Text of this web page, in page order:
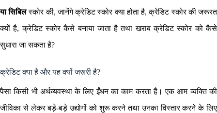
या सिबिलस्कोर की, जानेंगे क्रेडिट स्कोर क्या होता है, क्रेडिट स्कोर की जरूरत
क्यों है, क्रेडिट स्कोर कैसे बनाया जाता है तथा खराब क्रेडिट स्कोर को कैसे
सुधारा जा सकता है?
क्रेडिट क्या है और यह क्यों जरूरी है?
पैसा किसी भी अर्थव्यवस्था के लिए ईंधन का काम करता है। एक आम व्यक्ति की
जीविका से लेकर बड़े-बड़े उद्योगों को शुरू करने तथा उनका विस्तार करने के लिए